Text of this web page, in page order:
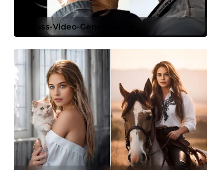
KI-Kuss-Video-Generator